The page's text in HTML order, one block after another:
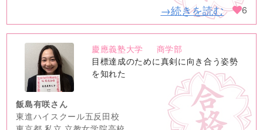
→続きを読む 6
no
image
慶應義塾大学
商学部
目標達成のために真剣に向き合う姿勢
を知れた
飯島有咲さん
東進ハイスクール五反田校